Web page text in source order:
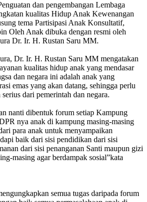
dan pengembangan Lembaga
kualitas Hidup Anak Kewenangan
tema Partisipasi Anak Konsultatif,
Oleh Anak dibuka dengan resmi oleh
Dr. Ir. H. Rustan Saru MM.
Dr. Ir. H. Rustan Saru MM mengatakan
kualitas hidup anak yang mendasar
dan negara ini adalah anak yang
emas yang akan datang, sehingga perlu
dari pemerintah dan negara.
nanti dibentuk forum setiap Kampung
nya anak di kampung masing-masing
para anak untuk menyampaikan
baik dari sisi pendidikan dari sisi
dari sisi penanganan Santi maupun gizi
masing agar berdampak sosial”kata
semua tugas daripada forum